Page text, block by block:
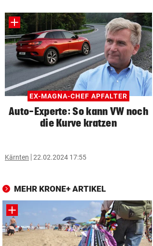
EX-MAGNA-CHEF APFALTER
Auto-Experte: So kann VW noch
die Kurve kratzen
Kärnten 22.02.2024 17:55
MEHR KRONE+ ARTIKEL